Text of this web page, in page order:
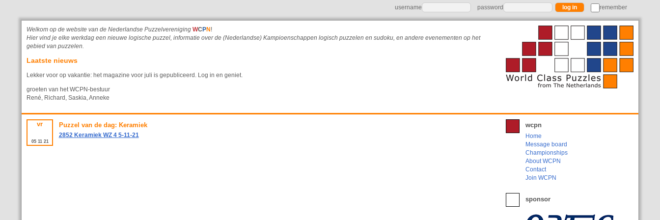
username password remember
Welkom op de website van de Nederlandse Puzzelvereniging WC PN !
Hier vind je elke werkdag een nieuwe logische puzzel, informatie over de (Nederlandse) Kampioenschappen logisch puzzelen en sudoku, en andere evenementen op het
gebied van puzzelen.
Laatste nieuws
Lekker voor op vakantie: het magazine voor juli is gepubliceerd. Log in en geniet.
groeten van het WCPN-bestuur
René, Richard, Saskia, Anneke
vr
05 11 21
Puzzel van de dag: Keramiek
2852 Keramiek WZ 4 5-11-21
wcpn
Home
Message board
Championships
About WCPN
Contact
Join WCPN
sponsor